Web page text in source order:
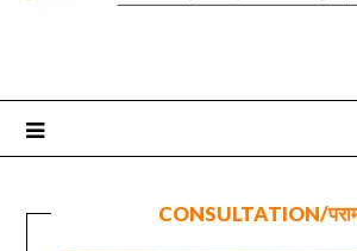
CONSULTATION/